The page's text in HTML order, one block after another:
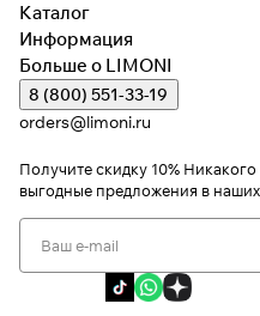
Каталог
Информация
Больше о LIMONI
8 (800) 551-33-19
orders@limoni.ru
Получите скидку 10% Никакого
выгодные предложения в